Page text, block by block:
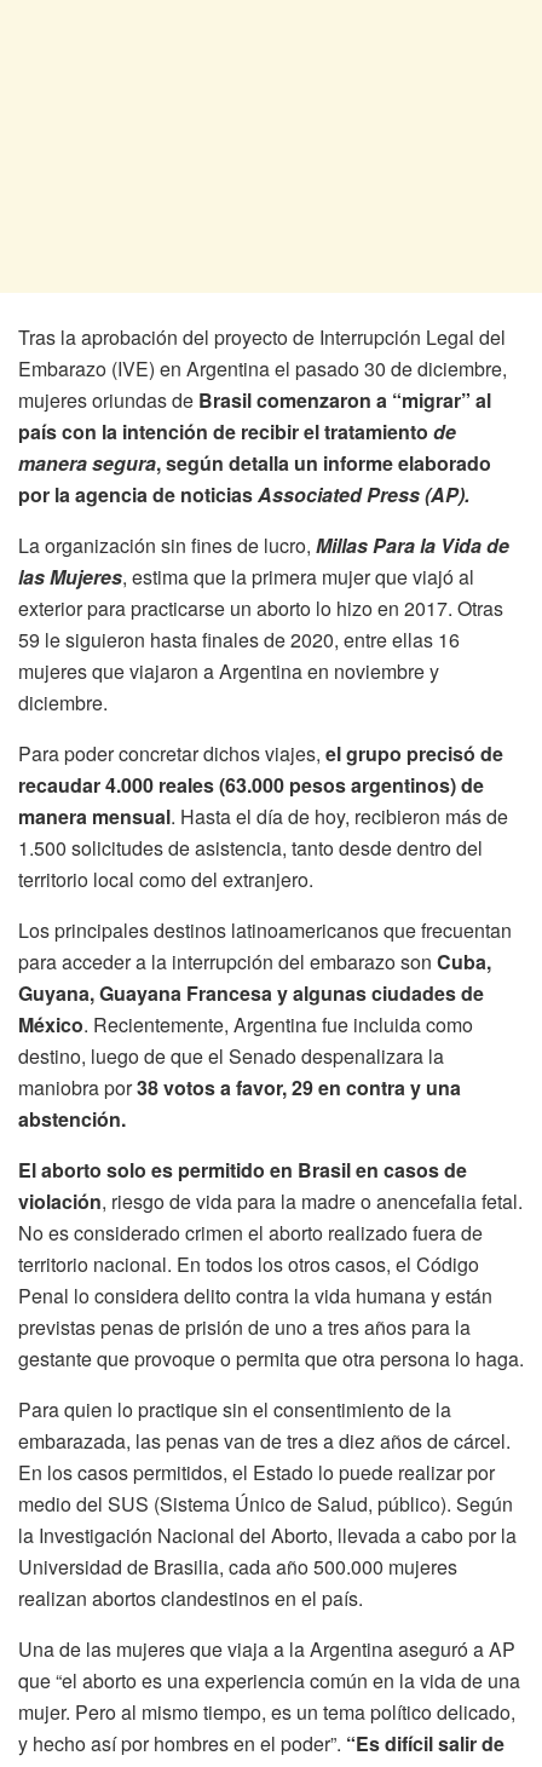
Tras la aprobación del proyecto de Interrupción Legal del
Embarazo (IVE) en Argentina el pasado 30 de diciembre,
mujeres oriundas de Brasilcomenzaron a “migrar” al
país con la intención de recibir el tratamiento de
manera segura, según detalla un informe elaborado
por la agencia de noticiasAssociated Press (AP).
La organización sin fines de lucro, Millas Para la Vida de
las Mujeres, estima que la primera mujer que viajó al
exterior para practicarse un aborto lo hizo en 2017. Otras
59 le siguieron hasta finales de 2020, entre ellas 16
mujeres que viajaron a Argentina en noviembre y
diciembre.
Para poder concretar dichos viajes, el grupo precisó de
recaudar 4.000 reales (63.000 pesos argentinos) de
manera mensual. Hasta el día de hoy, recibieron más de
1.500 solicitudes de asistencia, tanto desde dentro del
territorio local como del extranjero.
Los principales destinos latinoamericanos que frecuentan
para acceder a la interrupción del embarazo son Cuba,
Guyana, Guayana Francesa y algunas ciudades de
México. Recientemente, Argentina fue incluida como
destino, luego de que el Senado despenalizara la
maniobra por38 votos a favor, 29 en contra y una
abstención.
El aborto solo es permitido en Brasil en casos de
violación, riesgo de vida para la madre o anencefalia fetal.
No es considerado crimen el aborto realizado fuera de
territorio nacional. En todos los otros casos, el Código
Penal lo considera delito contra la vida humana y están
previstas penas de prisión de uno a tres años para la
gestante que provoque o permita que otra persona lo haga.
Para quien lo practique sin el consentimiento de la
embarazada, las penas van de tres a diez años de cárcel.
En los casos permitidos, el Estado lo puede realizar por
medio del SUS (Sistema Único de Salud, público). Según
la Investigación Nacional del Aborto, llevada a cabo por la
Universidad de Brasilia, cada año 500.000 mujeres
realizan abortos clandestinos en el país.
Una de las mujeres que viaja a la Argentina aseguró a AP
que “el aborto es una experiencia común en la vida de una
mujer. Pero al mismo tiempo, es un tema político delicado,
y hecho así por hombres en el poder”. “Es difícil salir de